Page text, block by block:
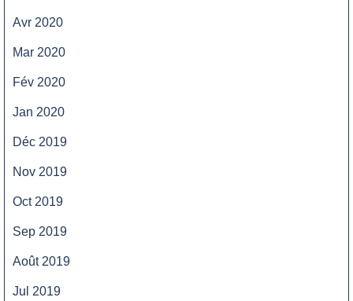
Avr 2020
Mar 2020
Fév 2020
Jan 2020
Déc 2019
Nov 2019
Oct 2019
Sep 2019
Août 2019
Jul 2019